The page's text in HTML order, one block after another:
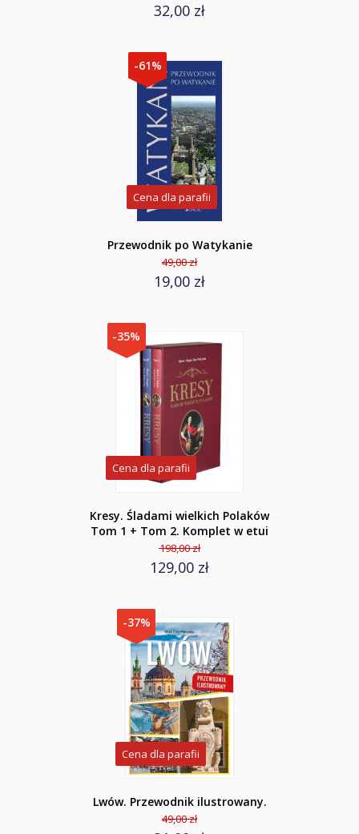
32,00 zł
-61%
Cena dla parafii
Przewodnik po Watykanie
49,00 zł
19,00 zł
-35%
Cena dla parafii
Kresy. Śladami wielkich Polaków
Tom 1 + Tom 2. Komplet w etui
198,00 zł
129,00 zł
-37%
Cena dla parafii
Lwów. Przewodnik ilustrowany.
49,00 zł